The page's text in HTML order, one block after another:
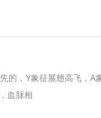
的，Y象征展翅高飞，A
血脉相